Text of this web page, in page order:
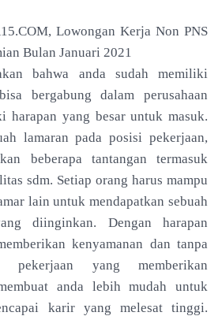
Lowongan Kerja Non PNS
Bulan Januari 2021
bahwa anda sudah memiliki
bergabung dalam perusahaan
harapan yang besar untuk masuk.
lamaran pada posisi pekerjaan,
beberapa tantangan termasuk
sdm. Setiap orang harus mampu
lain untuk mendapatkan sebuah
diinginkan. Dengan harapan
kenyamanan dan tanpa
pekerjaan yang memberikan
anda lebih mudah untuk
karir yang melesat tinggi.